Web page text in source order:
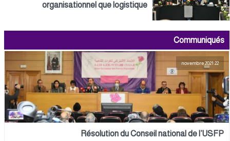
organisationnel que logistique
Communiqués
22 novembre 2021
Résolution du Conseil national de l’USFP